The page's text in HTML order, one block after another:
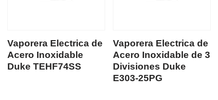
Vaporera Electrica de
Acero Inoxidable
Duke TEHF74SS
Vaporera Electrica de
Acero Inoxidable de 3
Divisiones Duke
E303-25PG